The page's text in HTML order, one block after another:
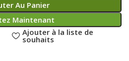
Au Panier
Maintenant
Ajouter à la liste de
souhaits